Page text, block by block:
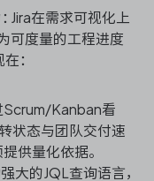
：Jira在需求可视化上
可度量的工程进度
：
Scrum/Kanban看
状态与团队交付速
供量化依据。
强大的JQL查询语言，